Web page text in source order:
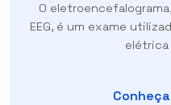
O
EEG, é um exame
elétrica